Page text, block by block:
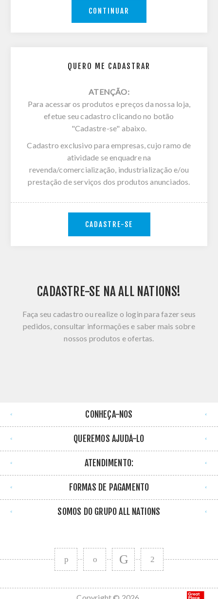
QUERO ME CADASTRAR
ATENÇÃO:
Para acessar os produtos e preços da nossa loja,
efetue seu cadastro clicando no botão
"Cadastre-se" abaixo.
Cadastro exclusivo para empresas, cujo ramo de
atividade se enquadre na
revenda/comercialização, industrialização e/ou
prestação de serviços dos produtos anunciados.
CADASTRE-SE
CONTINUAR
CADASTRE-SE NA ALL NATIONS!
Faça seu cadastro ou realize o login para fazer seus
pedidos, consultar informações e saber mais sobre
nossos produtos e ofertas.
CONHEÇA-NOS
QUEREMOS AJUDÁ-LO
ATENDIMENTO:
FORMAS DE PAGAMENTO
SOMOS DO GRUPO ALL NATIONS